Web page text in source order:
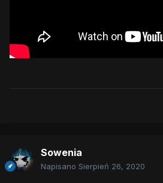
Sowenia
Napisano Sierpień 26, 2020